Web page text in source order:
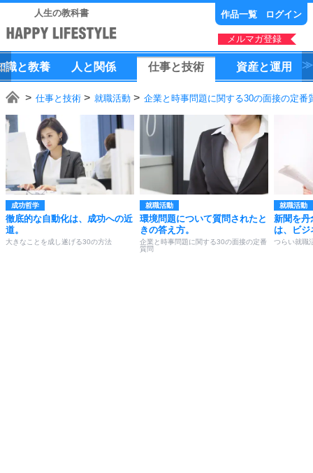
人生の教科書 作品一覧 ログイン
メルマガ登録
識と教養 人 と 関係 仕事と技術 資産と運用
仕事と技術 就職活動 企業と時事問題に関する30の面接の定番
成功哲学
徹底的な自動化は、成功への近
道。
大きなことを成し遂げる30の方法
就職活動
環境問題について質問されたと
きの答え方。
企業と時事問題に関する30の面接の定番
質問
就職活動
新聞を丹
は、ビジ
つらい就職